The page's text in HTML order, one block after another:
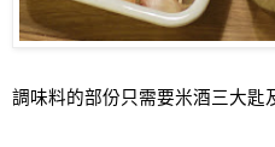
調味料的部份只需要米酒三大匙